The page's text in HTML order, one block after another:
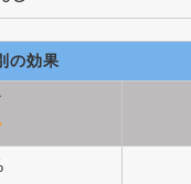
の効果